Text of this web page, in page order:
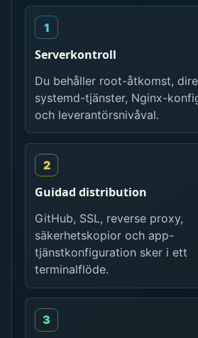
Serverkontroll
Du behåller root-åtkomst,
systemd-tjänster, Nginx-
och leverantörsnivåval.
Guidad distribution
GitHub, SSL, reverse proxy,
säkerhetskopior och app-
tjänstkonfiguration sker i ett
terminalflöde.